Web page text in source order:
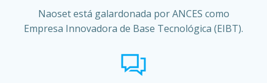
Naoset está galardonada por ANCES como
Empresa Innovadora de Base Tecnológica (EIBT).